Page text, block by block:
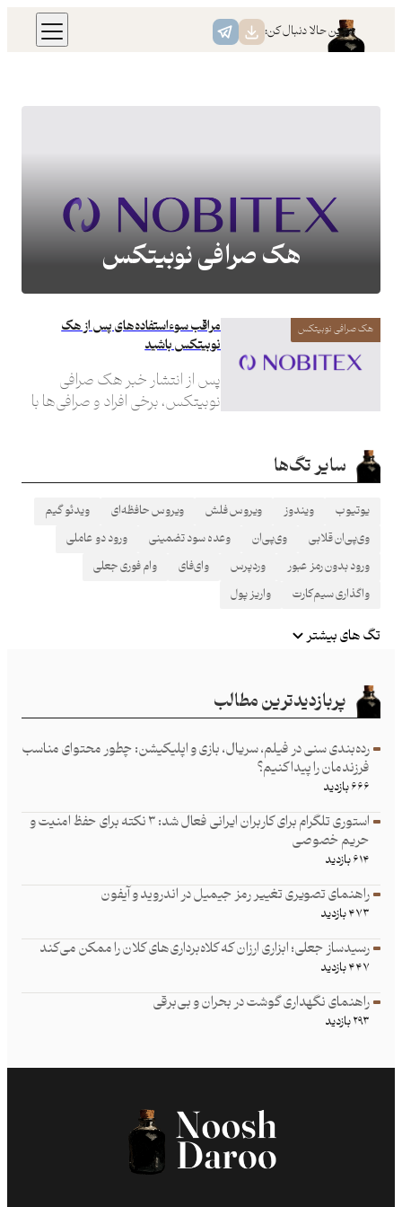
محتوا
همین حالا دنبال کن:
هک صرافی نوبیتکس
سایر تگ‌ها
یوتیوب ویندوز ویروس فلش ویروس حافظه‌ای
ویدئو گیم
وی‌پی‌ان قلابی
وی‌پی‌ان وعده سود تضمینی
ورود دو عاملی
ورود بدون رمز عبور
وردپرس وای‌فای
وام فوری جعلی
واگذاری سیم‌کارت
واریز پول
تگ های بیشتر
پربازدیدترین مطالب
رده‌بندی سنی در فیلم، سریال، بازی و اپلیکیشن: چطور محتوای مناسب
فرزند‌مان را پیدا کنیم؟
۶۶۶ بازدید
استوری تلگرام برای کاربران ایرانی فعال شد: ۳ نکته برای حفظ امنیت و
حریم خصوصی
۶۱۴ بازدید
راهنمای تصویری تغییر رمز جیمیل در اندروید و آیفون
۴۷۳ بازدید
رسیدساز جعلی؛ ابزاری ارزان که کلاه‌برداری‌های کلان را ممکن می‌کند
۴۴۷ بازدید
راهنمای نگهداری گوشت در بحران و بی‌برقی
۲۹۳ بازدید
هک صرافی نوبیتکس
مراقب سوءاستفاده‌های پس از هک
نوبیتکس باشید
پس از انتشار خبر هک صرافی
نوبیتکس، برخی افراد و صرافی‌ها با